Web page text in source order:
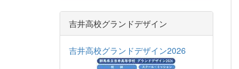
吉井高校グランドデザイン
吉井高校グランドデザイン2026